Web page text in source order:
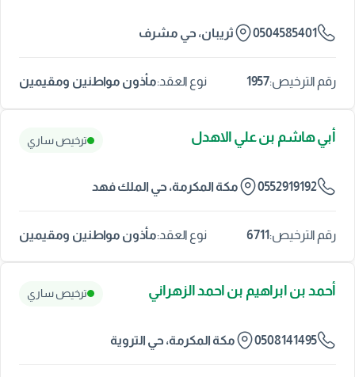
0504585401 ثريبان، حي مشرف
رقم الترخيص:1957 نوع العقد:مأذون مواطنين ومقيمين
أبي هاشم بن علي الاهدل ترخيص ساري
0552919192 مكة المكرمة، حي الملك فهد
رقم الترخيص:6711 نوع العقد:مأذون مواطنين ومقيمين
أحمد بن ابراهيم بن احمد الزهراني ترخيص ساري
0508141495 مكة المكرمة، حي التروية